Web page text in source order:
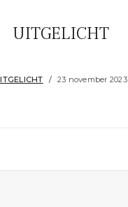
UITGELICHT
23 november 2023